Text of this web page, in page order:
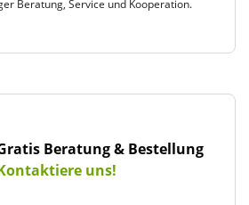
Beratung, Service und Kooperation.
Beratung & Bestellung
uns!